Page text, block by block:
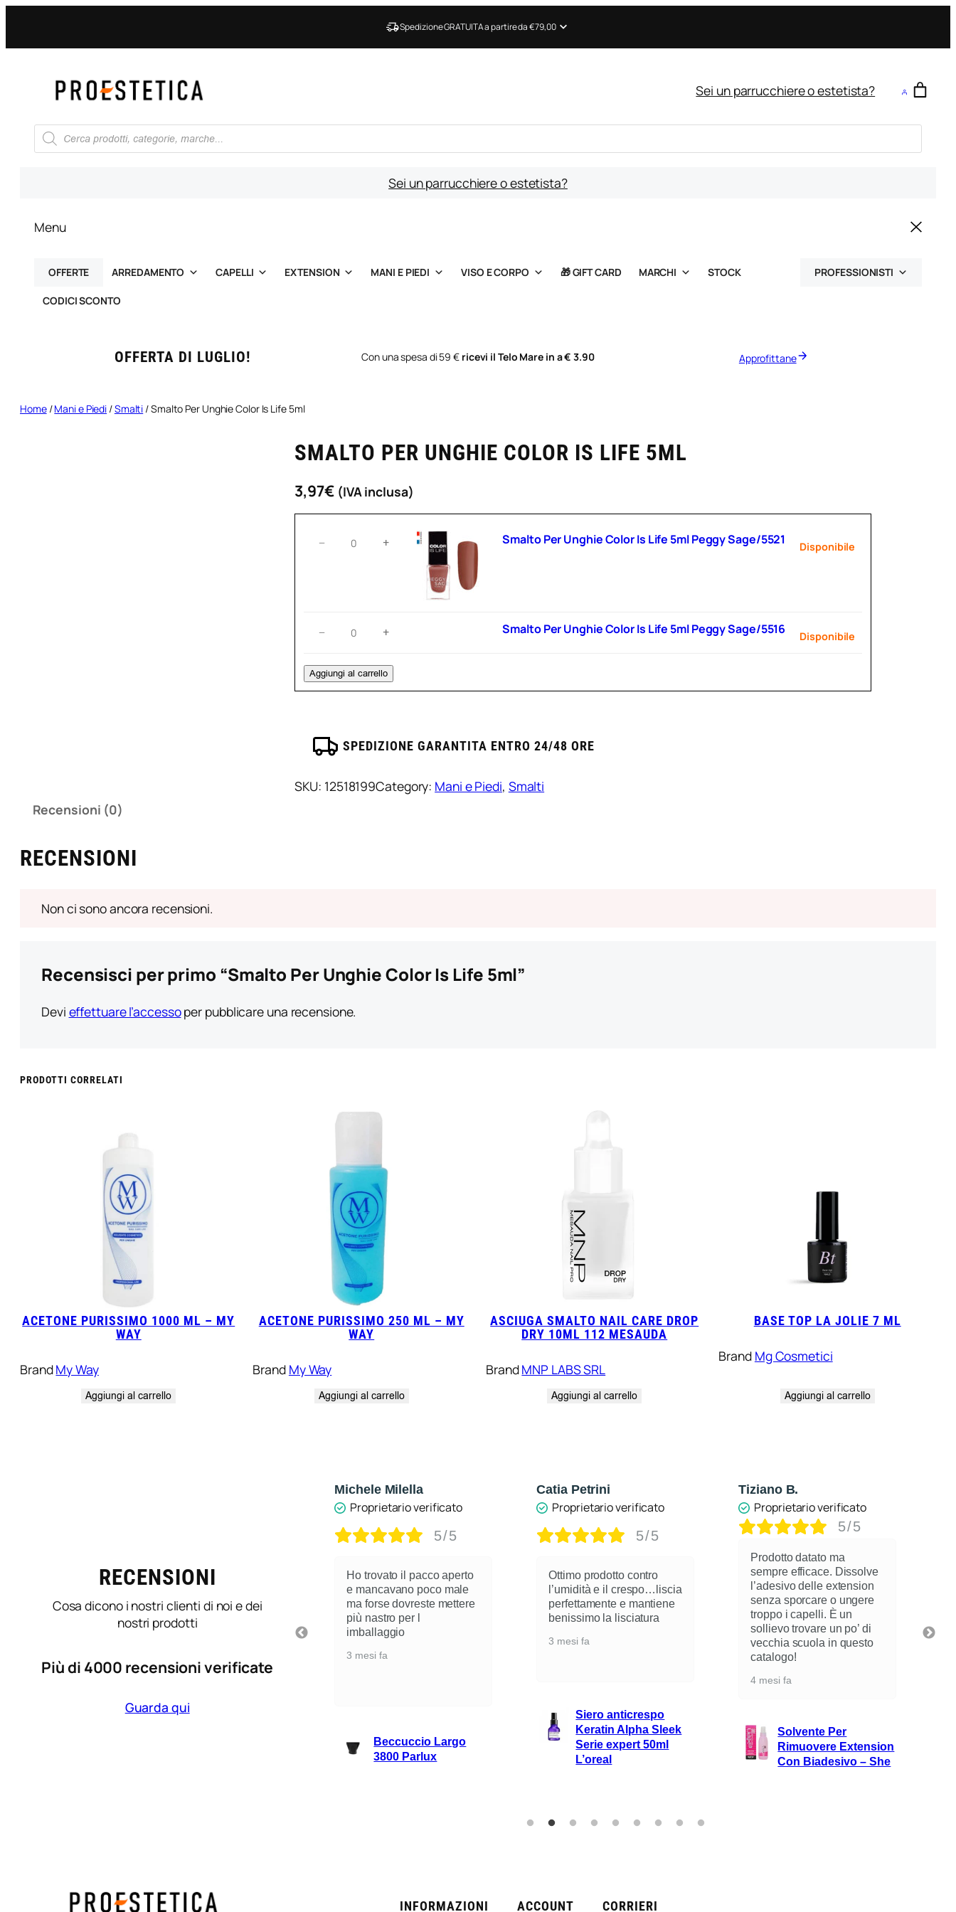
contenuto
Spedizione GRATUITA a partire da €79,00
Sei un parrucchiere o estetista?
Ricerca
prodotti
Sei un parrucchiere o estetista?
Menu
OFFERTE ARREDAMENTO CAPELLI EXTENSION MANI E PIEDI VISO E CORPO 🎁 GIFT CARD MARCHI STOCK PROFESSIONISTI
CODICI SCONTO
OFFERTA DI LUGLIO! Con una spesa di 59 € ricevi il Telo Mare in a € 3.90 Approfittane
Home/Mani e Piedi /Smalti / Smalto Per Unghie Color Is Life 5ml
SMALTO PER UNGHIE COLOR IS LIFE 5ML
3,97€ (IVA inclusa)
Sage/5521
quantità
− + Smalto Per Unghie Color Is Life 5ml Peggy Sage/5521 Disponibile
Unghie
Color
Is
Peggy
quantità
− + Smalto Per Unghie Color Is Life 5ml Peggy Sage/5516 Disponibile
Aggiungi al carrello
SPEDIZIONE GARANTITA ENTRO 24/48 ORE
SKU: 12518199Category: Mani e Piedi, Smalti
Recensioni (0)
RECENSIONI
Non ci sono ancora recensioni.
Recensisci per primo “Smalto Per Unghie Color Is Life 5ml”
Devi effettuare l’accessoper pubblicare una recensione.
PRODOTTI CORRELATI
ACETONE PURISSIMO 1000 ML – MY
WAY
BrandMy Way
Aggiungi al carrello
ACETONE PURISSIMO 250 ML – MY
WAY
Brand My Way
Aggiungi al carrello
ASCIUGA SMALTO NAIL CARE DROP
DRY 10ML 112 MESAUDA
BrandMNP LABS SRL
Aggiungi al carrello
BASE TOP LA JOLIE 7 ML
Brand Mg Cosmetici
Aggiungi al carrello
RECENSIONI
Cosa dicono i nostri clienti di noi e dei
nostri prodotti
Più di 4000 recensioni verificate
Guarda qui
per il
Prima volta che uso
questo prodotto
parrucchiere e mi sono
trovata molto bene, lascia i
3 mesi fa
Shampoo ricarica per
Michele Milella
Proprietario verificato
5/5
Ho trovato il pacco aperto
e mancavano poco male
ma forse dovreste mettere
più nastro per l
imballaggio
3 mesi fa
Beccuccio Largo
3800 Parlux
Catia Petrini
Proprietario verificato
5/5
Ottimo prodotto contro
l’umidità e il crespo…liscia
perfettamente e mantiene
benissimo la lisciatura
3 mesi fa
Siero anticrespo
Keratin Alpha Sleek
Serie expert 50ml
L’oreal
Tiziano B.
Proprietario verificato
5/5
Prodotto datato ma
sempre efficace. Dissolve
l’adesivo delle extension
senza sporcare o ungere
troppo i capelli. È un
sollievo trovare un po’ di
vecchia scuola in questo
catalogo!
4 mesi fa
Solvente Per
Rimuovere Extension
Con Biadesivo – She
INFORMAZIONI ACCOUNT CORRIERI